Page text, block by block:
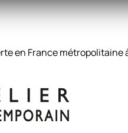
en France métropolitaine